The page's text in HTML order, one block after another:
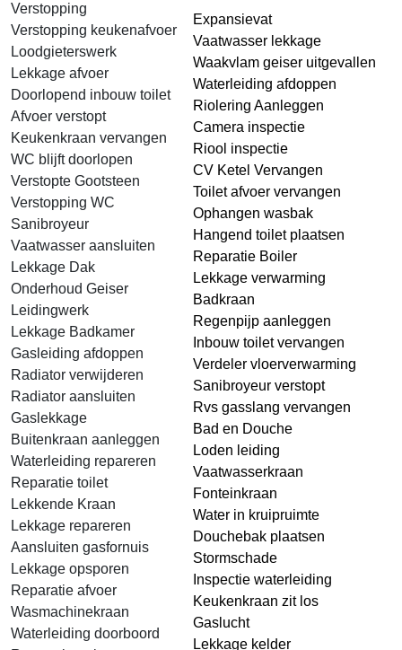
Verstopping
Verstopping keukenafvoer
Loodgieterswerk
Lekkage afvoer
Doorlopend inbouw toilet
Afvoer verstopt
Keukenkraan vervangen
WC blijft doorlopen
Verstopte Gootsteen
Verstopping WC
Sanibroyeur
Vaatwasser aansluiten
Lekkage Dak
Onderhoud Geiser
Leidingwerk
Lekkage Badkamer
Gasleiding afdoppen
Radiator verwijderen
Radiator aansluiten
Gaslekkage
Buitenkraan aanleggen
Waterleiding repareren
Reparatie toilet
Lekkende Kraan
Lekkage repareren
Aansluiten gasfornuis
Lekkage opsporen
Reparatie afvoer
Wasmachinekraan
Waterleiding doorboord
Expansievat
Vaatwasser lekkage
Waakvlam geiser uitgevallen
Waterleiding afdoppen
Riolering Aanleggen
Camera inspectie
Riool inspectie
CV Ketel Vervangen
Toilet afvoer vervangen
Ophangen wasbak
Hangend toilet plaatsen
Reparatie Boiler
Lekkage verwarming
Badkraan
Regenpijp aanleggen
Inbouw toilet vervangen
Verdeler vloerverwarming
Sanibroyeur verstopt
Rvs gasslang vervangen
Bad en Douche
Loden leiding
Vaatwasserkraan
Fonteinkraan
Water in kruipruimte
Douchebak plaatsen
Stormschade
Inspectie waterleiding
Keukenkraan zit los
Gaslucht
Lekkage kelder